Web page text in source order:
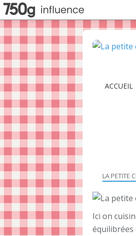
ACCUEIL
LA PETITE
Ici on
équilibrées